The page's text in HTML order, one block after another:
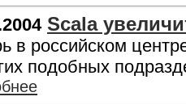
Scala
в российском
подобных